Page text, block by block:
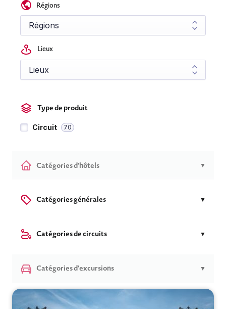
Régions
Lieux
Type de produit
Circuit 70
Catégories d'hôtels ▼
Catégories générales ▼
Catégories de circuits ▼
Catégories d'excursions ▼